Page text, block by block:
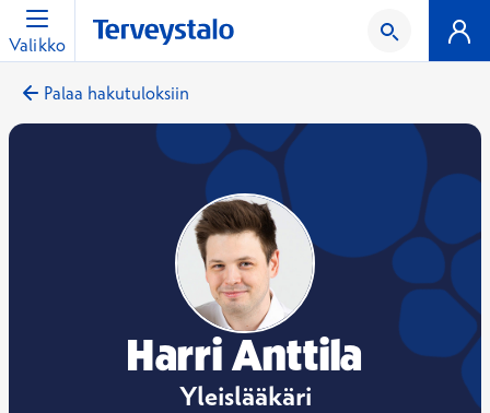
Valikko
Palaa hakutuloksiin
Harri Anttila
Yleislääkäri